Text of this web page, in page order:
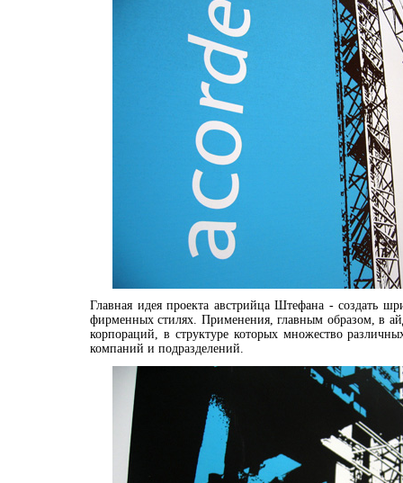
Главная идея проекта австрийца Штефана - создать
фирменных стилях. Применения, главным образом, в
корпораций, в структуре которых множество
компаний и подразделений.